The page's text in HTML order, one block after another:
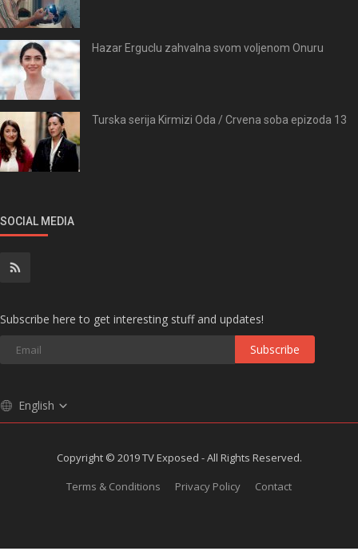
Hazar Erguclu zahvalna svom voljenom Onuru
Turska serija Kirmizi Oda / Crvena soba epizoda 13
SOCIAL MEDIA
Subscribe here to get interesting stuff and updates!
Subscribe
English
Copyright © 2019 TV Exposed - All Rights Reserved.
Terms & Conditions
Privacy Policy Contact